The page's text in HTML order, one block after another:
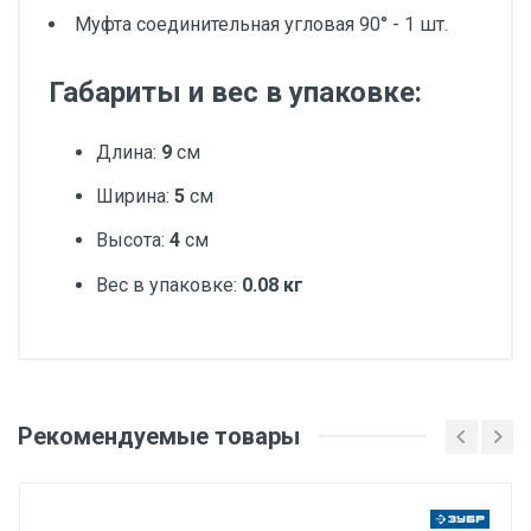
Муфта соединительная угловая 90° - 1 шт.
Габариты и вес в упаковке:
Длина: 9 см
Ширина: 5 см
Высота: 4 см
Вес в упаковке: 0.08 кг
Вес
Рекомендуемые товары